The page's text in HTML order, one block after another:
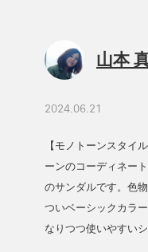
山本
2024.06.21
【モノトーンスタイ
ーンのコーディネー
のサンダルです。色
ついベーシックカラ
なりつつ使いやすい